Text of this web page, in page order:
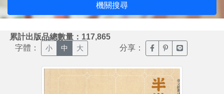
機關搜尋
累計出版品總數量：117,865
字體： 小 中 大 分享： 臉書分享(另開新視窗)
噗浪分享(另開新
Line分享(另